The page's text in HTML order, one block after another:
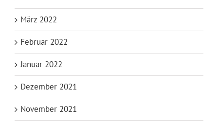
März 2022
Februar 2022
Januar 2022
Dezember 2021
November 2021